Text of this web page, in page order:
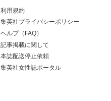
利用規約
集英社プライバシーポリシー
ヘルプ（FAQ）
記事掲載に関して
本誌配送停止依頼
集英社女性誌ポータル